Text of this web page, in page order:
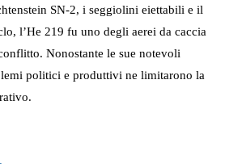
SN-2, i seggiolini eiettabili e il
l’He 219 fu uno degli aerei da caccia
Nonostante le sue notevoli
politici e produttivi ne limitarono la